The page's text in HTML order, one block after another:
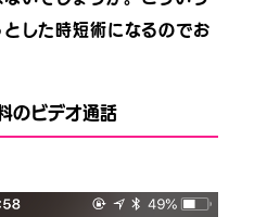
した時短術になるのでお
ビデオ通話